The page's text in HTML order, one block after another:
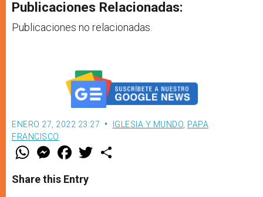
Publicaciones Relacionadas:
Publicaciones no relacionadas.
ENERO 27, 2022 23:27 IGLESIA Y MUNDO PAPA
FRANCISCO
W
t
s
M
e
s
e
F
a
e
b
w
Share this Entry